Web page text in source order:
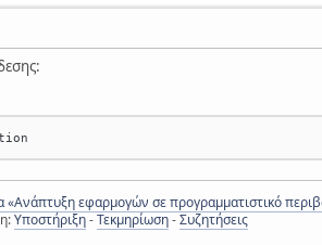
«Ανάπτυξη εφαρμογών σε προγραμματιστικό
Υποστήριξη-Τεκμηρίωση-Συζητήσεις